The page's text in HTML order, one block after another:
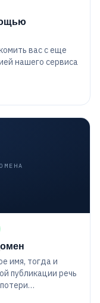
вас с еще
нашего сервиса
имя, тогда и
публикации речь